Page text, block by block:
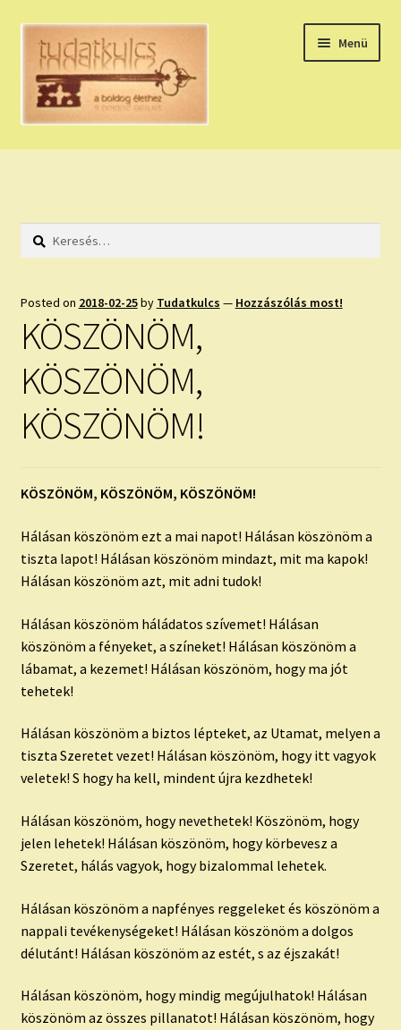
Ugrás
navigációhoz
Kilépés
tartalomba
Menü
HÚZZ EGY KÁRTYÁT!
HOLDNAPTÁR
NAPI ASZTROLÓGIA
KÉRJ EGY MEGERŐSÍTÉST!
ISMERJ MEG!
IRATKOZZ FEL A VIDEÓ CSATORNÁNKRA!
TAROT ELEMZÉS MEGRENDELÉSE LIMITÁLT!
Keresés:
Posted on 2018-02-25by Tudatkulcs — Hozzászólás most!
KÖSZÖNÖM,
KÖSZÖNÖM,
KÖSZÖNÖM!
KÖSZÖNÖM, KÖSZÖNÖM, KÖSZÖNÖM!
Hálásan köszönöm ezt a mai napot! Hálásan köszönöm a
tiszta lapot! Hálásan köszönöm mindazt, mit ma kapok!
Hálásan köszönöm azt, mit adni tudok!
Hálásan köszönöm háládatos szívemet! Hálásan
köszönöm a fényeket, a színeket! Hálásan köszönöm a
lábamat, a kezemet! Hálásan köszönöm, hogy ma jót
tehetek!
Hálásan köszönöm a biztos lépteket, az Utamat, melyen a
tiszta Szeretet vezet! Hálásan köszönöm, hogy itt vagyok
veletek! S hogy ha kell, mindent újra kezdhetek!
Hálásan köszönöm, hogy nevethetek! Köszönöm, hogy
jelen lehetek! Hálásan köszönöm, hogy körbevesz a
Szeretet, hálás vagyok, hogy bizalommal lehetek.
Hálásan köszönöm a napfényes reggeleket és köszönöm a
nappali tevékenységeket! Hálásan köszönöm a dolgos
délutánt! Hálásan köszönöm az estét, s az éjszakát!
Hálásan köszönöm, hogy mindig megújulhatok! Hálásan
köszönöm az összes pillanatot! Hálásan köszönöm, hogy